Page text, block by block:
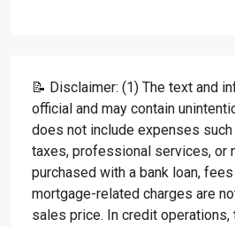
📝 Disclaimer: (1) The text and
official and may contain
does not include expenses
taxes, professional services, or
purchased with a bank loan,
mortgage-related charges are
sales price. In credit